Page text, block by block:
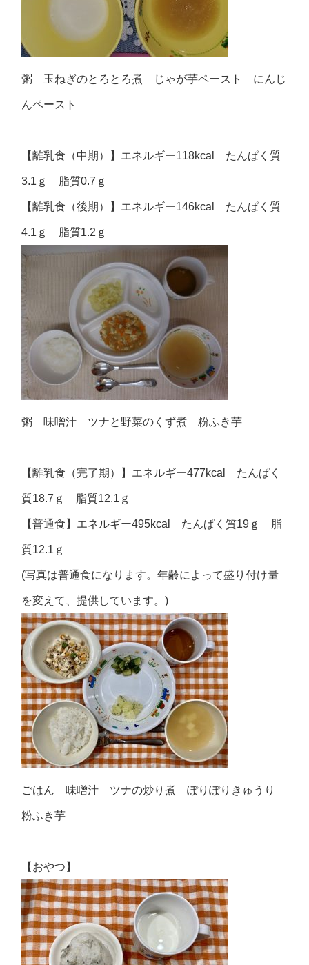
粥 玉ねぎのとろとろ煮 じゃが芋ペースト にんじ
んペースト
【離乳食（中期）】エネルギー118kcal たんぱく質
3.1ｇ 脂質0.7ｇ
【離乳食（後期）】エネルギー146kcal たんぱく質
4.1ｇ 脂質1.2ｇ
粥 味噌汁 ツナと野菜のくず煮 粉ふき芋
【離乳食（完了期）】エネルギー477kcal たんぱく
質18.7ｇ 脂質12.1ｇ
【普通食】エネルギー495kcal たんぱく質19ｇ 脂
質12.1ｇ
(写真は普通食になります。年齢によって盛り付け量
を変えて、提供しています。)
ごはん 味噌汁 ツナの炒り煮 ぽりぽりきゅうり
粉ふき芋
【おやつ】